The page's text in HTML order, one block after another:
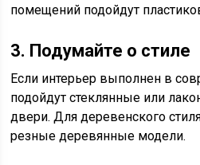
помещений подойдут
3. Подумайте о стиле
Если интерьер выполнен в
подойдут стеклянные или
двери. Для деревенского
резные деревянные модели.